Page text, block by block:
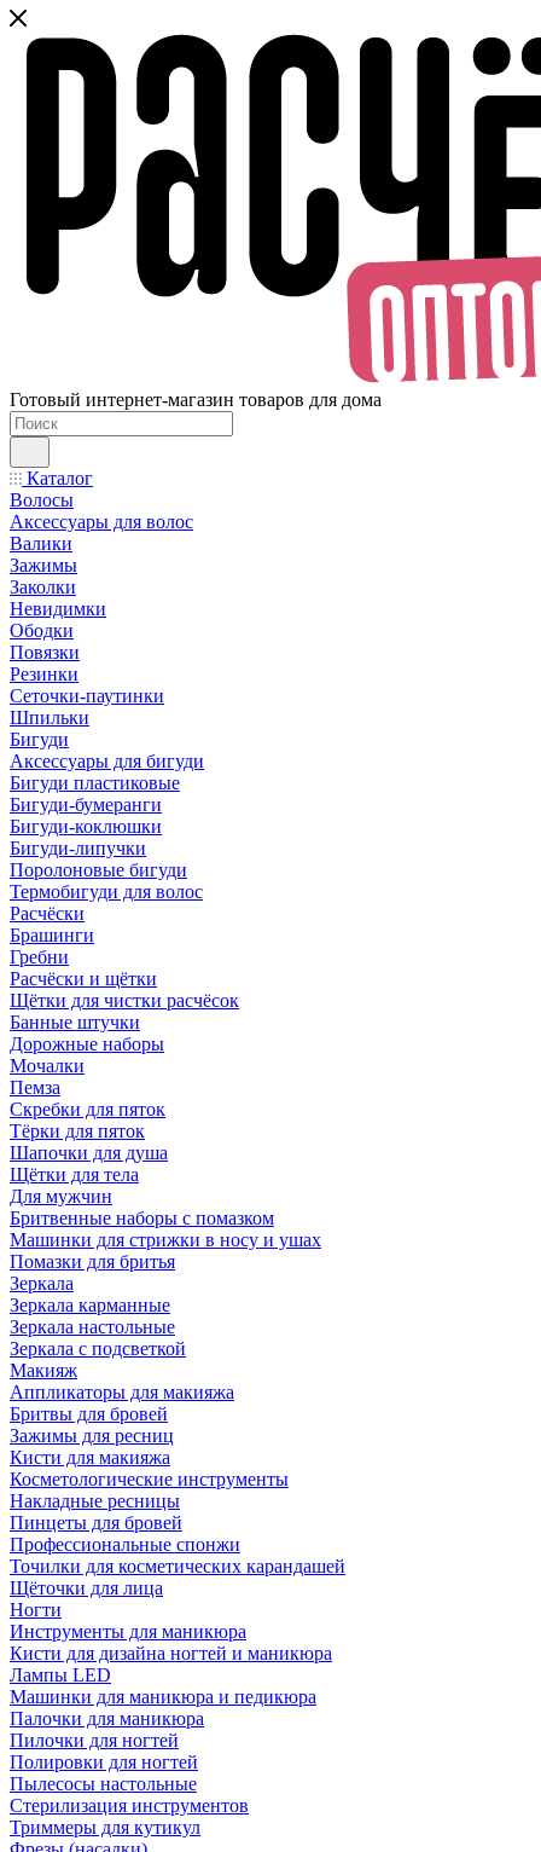
Готовый интернет-магазин товаров для дома
Каталог
Волосы
Аксессуары для волос
Валики
Зажимы
Заколки
Невидимки
Ободки
Повязки
Резинки
Сеточки-паутинки
Шпильки
Бигуди
Аксессуары для бигуди
Бигуди пластиковые
Бигуди-бумеранги
Бигуди-коклюшки
Бигуди-липучки
Поролоновые бигуди
Термобигуди для волос
Расчёски
Брашинги
Гребни
Расчёски и щётки
Щётки для чистки расчёсок
Банные штучки
Дорожные наборы
Мочалки
Пемза
Скребки для пяток
Тёрки для пяток
Шапочки для душа
Щётки для тела
Для мужчин
Бритвенные наборы с помазком
Машинки для стрижки в носу и ушах
Помазки для бритья
Зеркала
Зеркала карманные
Зеркала настольные
Зеркала с подсветкой
Макияж
Аппликаторы для макияжа
Бритвы для бровей
Зажимы для ресниц
Кисти для макияжа
Косметологические инструменты
Накладные ресницы
Пинцеты для бровей
Профессиональные спонжи
Точилки для косметических карандашей
Щёточки для лица
Ногти
Инструменты для маникюра
Кисти для дизайна ногтей и маникюра
Лампы LED
Машинки для маникюра и педикюра
Палочки для маникюра
Пилочки для ногтей
Полировки для ногтей
Пылесосы настольные
Стерилизация инструментов
Триммеры для кутикул